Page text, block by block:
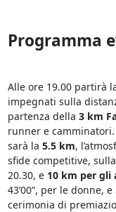
Programma
Alle ore 19.00 partirà
impegnati sulla
partenza della 3 km
runner e
sarà la 5.5 km,
sfide competitive,
20.30, e 10 km per gli
43’00”, per le donne,
cerimonia di